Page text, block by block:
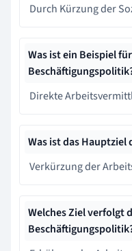
Durch Kürzung der
Was ist ein Beispiel
Direkte
Was ist das
Verkürzung der
Welches Ziel verfolgt